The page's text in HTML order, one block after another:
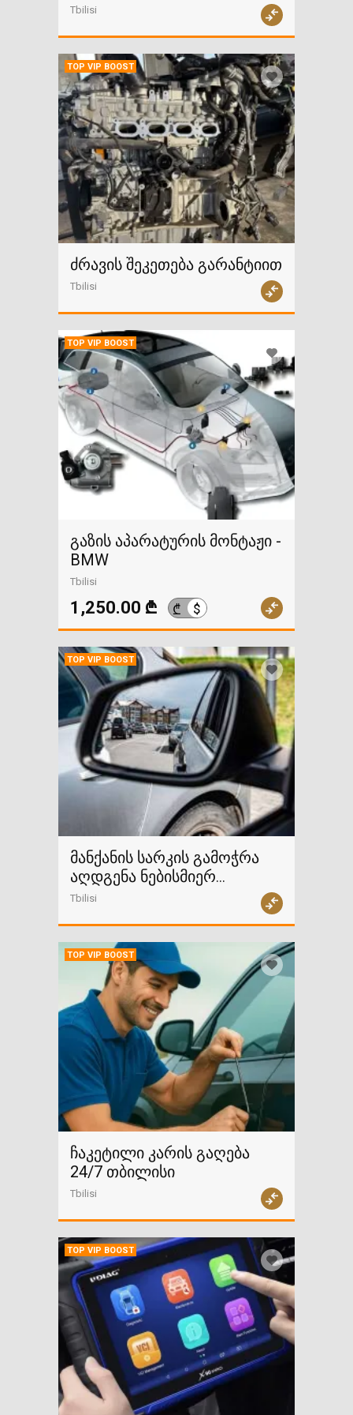
Tbilisi
TOP VIP BOOST
ძრავის შეკეთება გარანტიით
Tbilisi
TOP VIP BOOST
გაზის აპარატურის მონტაჟი -
BMW
Tbilisi
1,250.00 ₾ ₾ $
TOP VIP BOOST
მანქანის სარკის გამოჭრა
აღდგენა ნებისმიერ
ავტომობილზე
Tbilisi
TOP VIP BOOST
ჩაკეტილი კარის გაღება
24/7 თბილისი
Tbilisi
TOP VIP BOOST